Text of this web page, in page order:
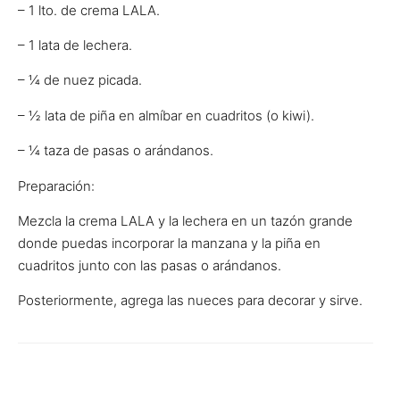
– 1 lto. de crema LALA.
– 1 lata de lechera.
– ¼ de nuez picada.
– ½ lata de piña en almíbar en cuadritos (o kiwi).
– ¼ taza de pasas o arándanos.
Preparación:
Mezcla la crema LALA y la lechera en un tazón grande
donde puedas incorporar la manzana y la piña en
cuadritos junto con las pasas o arándanos.
Posteriormente, agrega las nueces para decorar y sirve.